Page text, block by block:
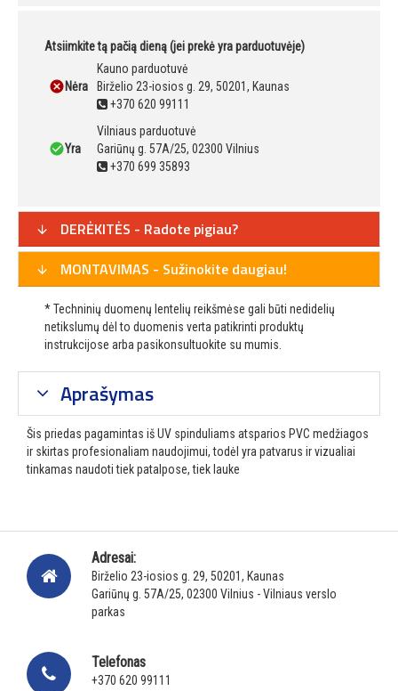
Atsiimkite tą pačią dieną (jei prekė yra parduotuvėje)
Nėra
Kauno parduotuvė
Birželio 23-iosios g. 29, 50201, Kaunas
+370 620 99111
Yra
Vilniaus parduotuvė
Gariūnų g. 57A/25, 02300 Vilnius
+370 699 35893
DERĖKITĖS - Radote pigiau?
MONTAVIMAS - Sužinokite daugiau!
* Techninių duomenų lentelių reikšmėse gali būti nedidelių
netikslumų dėl to duomenis verta patikrinti produktų
instrukcijose arba pasikonsultuokite su mumis.
Aprašymas
Šis priedas pagamintas iš UV spinduliams atsparios PVC medžiagos
ir skirtas profesionaliam naudojimui, todėl yra patvarus ir vizualiai
tinkamas naudoti tiek patalpose, tiek lauke
Adresai:
Birželio 23-iosios g. 29, 50201, Kaunas
Gariūnų g. 57A/25, 02300 Vilnius - Vilniaus verslo
parkas
Telefonas
+370 620 99111